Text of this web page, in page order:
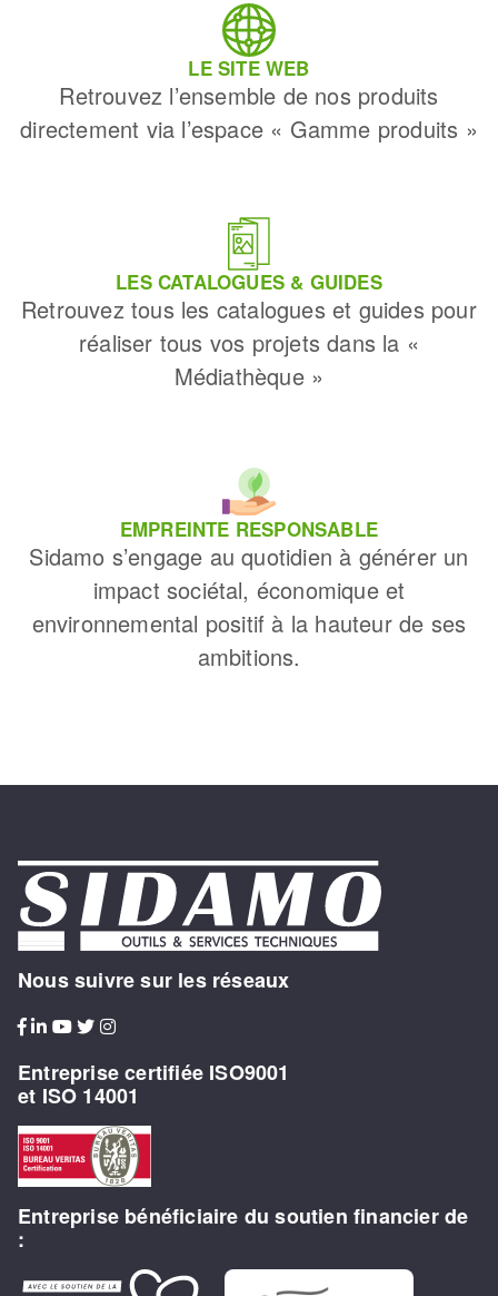
LE SITE WEB
Retrouvez l’ensemble de nos produits
directement via l’espace « Gamme produits »
LES CATALOGUES & GUIDES
Retrouvez tous les catalogues et guides pour
réaliser tous vos projets dans la «
Médiathèque »
EMPREINTE RESPONSABLE
Sidamo s’engage au quotidien à générer un
impact sociétal, économique et
environnemental positif à la hauteur de ses
ambitions.
Nous suivre sur les réseaux
Entreprise certifiée ISO9001
et ISO 14001
Entreprise bénéficiaire du soutien financier de
: